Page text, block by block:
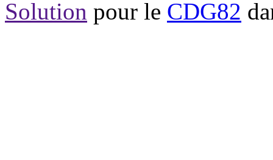
Solution pour le CDG82